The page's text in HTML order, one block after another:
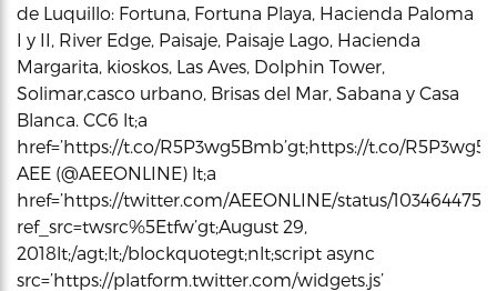
de Luquillo: Fortuna, Fortuna Playa, Hacienda Paloma
I y II, River Edge, Paisaje, Paisaje Lago, Hacienda
Margarita, kioskos, Las Aves, Dolphin Tower,
Solimar,casco urbano, Brisas del Mar, Sabana y Casa
Blanca. CC6 lt;a
href=’https://t.co/R5P3wg5Bmb’gt;https://t.co/
AEE (@AEEONLINE) lt;a
href=’https://twitter.com/AEEONLINE/status/
ref_src=twsrc%5Etfw’gt;August 29,
2018lt;/agt;lt;/blockquotegt;nlt;script async
src=’https://platform.twitter.com/widgets.js’